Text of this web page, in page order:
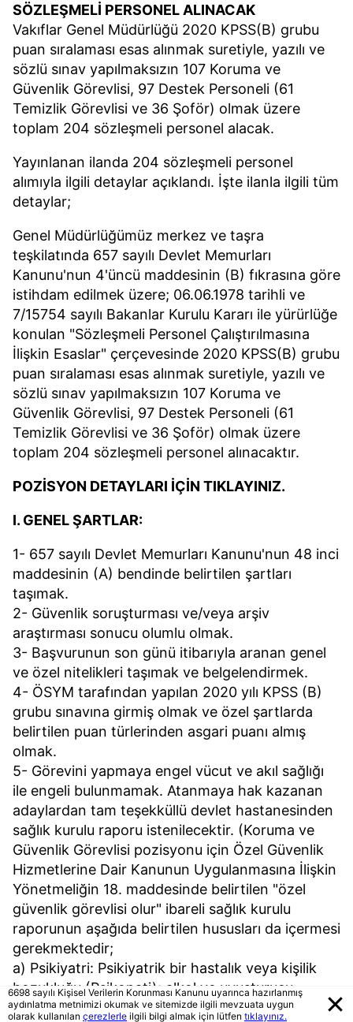
SÖZLEŞMELİ PERSONEL ALINACAK
Vakıflar Genel Müdürlüğü 2020 KPSS(B) grubu
puan sıralaması esas alınmak suretiyle, yazılı ve
sözlü sınav yapılmaksızın 107 Koruma ve
Güvenlik Görevlisi, 97 Destek Personeli (61
Temizlik Görevlisi ve 36 Şoför) olmak üzere
toplam 204 sözleşmeli personel alacak.
Yayınlanan ilanda 204 sözleşmeli personel
alımıyla ilgili detaylar açıklandı. İşte ilanla ilgili tüm
detaylar;
Genel Müdürlüğümüz merkez ve taşra
teşkilatında 657 sayılı Devlet Memurları
Kanunu'nun 4'üncü maddesinin (B) fıkrasına göre
istihdam edilmek üzere; 06.06.1978 tarihli ve
7/15754 sayılı Bakanlar Kurulu Kararı ile yürürlüğe
konulan "Sözleşmeli Personel Çalıştırılmasına
İlişkin Esaslar" çerçevesinde 2020 KPSS(B) grubu
puan sıralaması esas alınmak suretiyle, yazılı ve
sözlü sınav yapılmaksızın 107 Koruma ve
Güvenlik Görevlisi, 97 Destek Personeli (61
Temizlik Görevlisi ve 36 Şoför) olmak üzere
toplam 204 sözleşmeli personel alınacaktır.
POZİSYON DETAYLARI İÇİN TIKLAYINIZ.
I. GENEL ŞARTLAR:
1- 657 sayılı Devlet Memurları Kanunu'nun 48 inci
maddesinin (A) bendinde belirtilen şartları
taşımak.
2- Güvenlik soruşturması ve/veya arşiv
araştırması sonucu olumlu olmak.
3- Başvurunun son günü itibarıyla aranan genel
ve özel nitelikleri taşımak ve belgelendirmek.
4- ÖSYM tarafından yapılan 2020 yılı KPSS (B)
grubu sınavına girmiş olmak ve özel şartlarda
belirtilen puan türlerinden asgari puanı almış
olmak.
5- Görevini yapmaya engel vücut ve akıl sağlığı
ile engeli bulunmamak. Atanmaya hak kazanan
adaylardan tam teşekküllü devlet hastanesinden
sağlık kurulu raporu istenilecektir. (Koruma ve
Güvenlik Görevlisi pozisyonu için Özel Güvenlik
Hizmetlerine Dair Kanunun Uygulanmasına İlişkin
Yönetmeliğin 18. maddesinde belirtilen "özel
güvenlik görevlisi olur" ibareli sağlık kurulu
raporunun aşağıda belirtilen hususları da içermesi
gerekmektedir;
a) Psikiyatri: Psikiyatrik bir hastalık veya kişilik
bozukluğu (Psikopati); alkol ve uyuşturucu
bağımlılığı olmamak,
6698 sayılı Kişisel Verilerin Korunması Kanunu uyarınca hazırlanmış
aydınlatma metnimizi okumak ve sitemizde ilgili mevzuata uygun
olarak kullanılan çerezlerle ilgili bilgi almak için lütfen tıklayınız.